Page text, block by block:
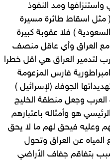
ومد النفوذ
اسقاط طائرة مسيرة
) فلا عقوبة كبيرة
مع العراق وأي عاقل منصف
لتدمير العراق هي اقل خطرا
فارس المزعومة
الجوفاء (لإسرائيل )
وجعل منطقة الخليج
هو وأمثاله باعتبارهم
وعليه فيحق لهم ما لا يحق
عن العراق وتحول
بتفاقم جفاف الأراضي